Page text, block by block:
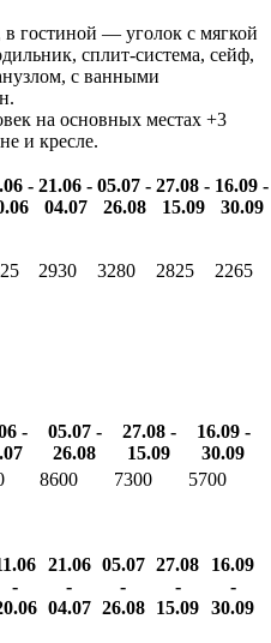
в гостиной — уголок с мягкой
сплит-система, сейф,
с ванными
на основных местах +3
и кресле.
- 21.06 -
04.07
05.07 -
26.08
27.08 -
15.09
16.09 -
30.09
2930 3280 2825 2265
-
05.07 -
26.08
27.08 -
15.09
16.09 -
30.09
8600 7300 5700
-
21.06
-
04.07
05.07
-
26.08
27.08
-
15.09
16.09
-
30.09